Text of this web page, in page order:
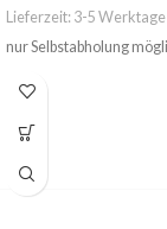
Lieferzeit: 3-5 Werktage
nur Selbstabholung